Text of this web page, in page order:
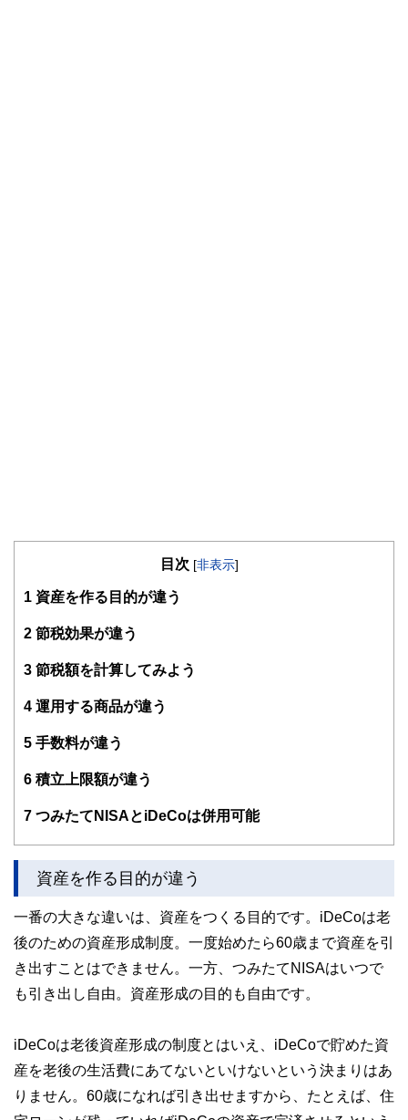
目次 [非表示]
1 資産を作る目的が違う
2 節税効果が違う
3 節税額を計算してみよう
4 運用する商品が違う
5 手数料が違う
6 積立上限額が違う
7 つみたてNISAとiDeCoは併用可能
資産を作る目的が違う
一番の大きな違いは、資産をつくる目的です。iDeCoは老
後のための資産形成制度。一度始めたら60歳まで資産を引
き出すことはできません。一方、つみたてNISAはいつで
も引き出し自由。資産形成の目的も自由です。
iDeCoは老後資産形成の制度とはいえ、iDeCoで貯めた資
産を老後の生活費にあてないといけないという決まりはあ
りません。60歳になれば引き出せますから、たとえば、住